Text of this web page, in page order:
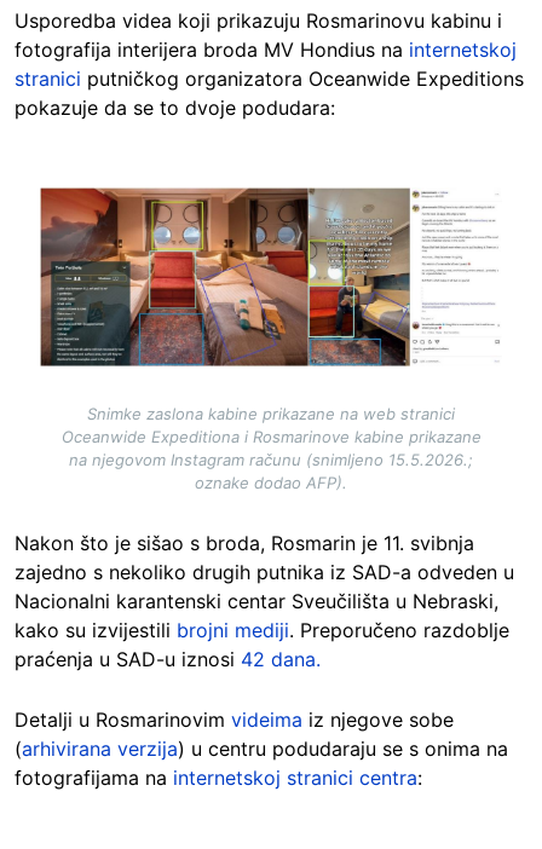
Usporedba videa koji prikazuju Rosmarinovu kabinu i
fotografija interijera broda MV Hondius na internetskoj
stranici putničkog organizatora Oceanwide Expeditions
pokazuje da se to dvoje podudara:
Image
Snimke zaslona kabine prikazane na web stranici
Oceanwide Expeditiona i Rosmarinove kabine prikazane
na njegovom Instagram računu (snimljeno 15.5.2026.;
oznake dodao AFP).
Nakon što je sišao s broda, Rosmarin je 11. svibnja
zajedno s nekoliko drugih putnika iz SAD-a odveden u
Nacionalni karantenski centar Sveučilišta u Nebraski,
kako su izvijestili brojni mediji. Preporučeno razdoblje
praćenja u SAD-u iznosi 42 dana.
Detalji u Rosmarinovim videima iz njegove sobe
(arhivirana verzija) u centru podudaraju se s onima na
fotografijama na internetskoj stranici centra: